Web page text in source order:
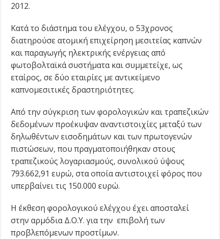
2012.
Κατά το διάστημα του ελέγχου, ο 53χρονος
διατηρούσε ατομική επιχείρηση μεσιτείας καπνών
και παραγωγής ηλεκτρικής ενέργειας από
φωτοβολταϊκά συστήματα και συμμετείχε, ως
εταίρος, σε δύο εταιρίες με αντικείμενο
καπνομεσιτικές δραστηριότητες.
Από την σύγκριση των φορολογικών και τραπεζικών
δεδομένων προέκυψαν αναντιστοιχίες μεταξύ των
δηλωθέντων εισοδημάτων και των πρωτογενών
πιστώσεων, που πραγματοποιήθηκαν στους
τραπεζικούς λογαριασμούς, συνολικού ύψους
793.662,91 ευρώ, στα οποία αντιστοιχεί φόρος που
υπερβαίνει τις 150.000 ευρώ.
Η έκθεση φορολογικού ελέγχου έχει αποσταλεί
στην αρμόδια Δ.Ο.Υ. για την επιβολή των
προβλεπόμενων προστίμων.